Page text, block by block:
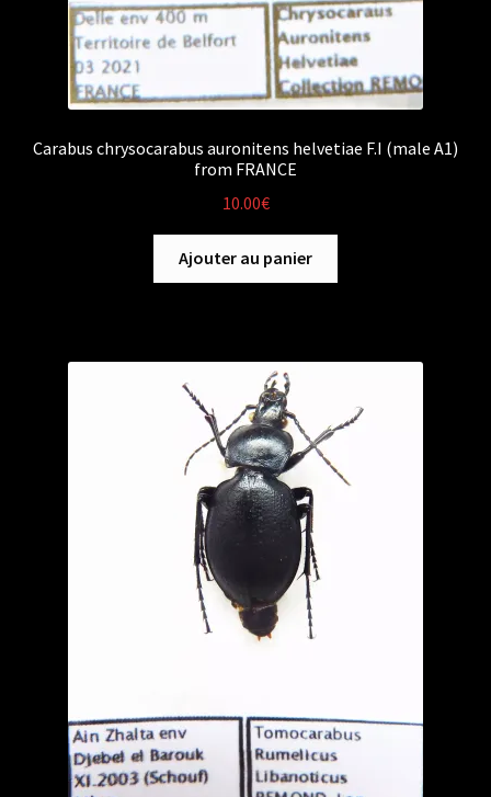
Carabus chrysocarabus auronitens helvetiae F.I (male A1)
from FRANCE
10.00€
Ajouter au panier